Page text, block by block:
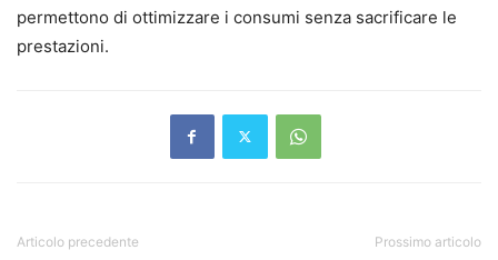
permettono di ottimizzare i consumi senza sacrificare le
prestazioni.
Articolo precedente Prossimo articolo